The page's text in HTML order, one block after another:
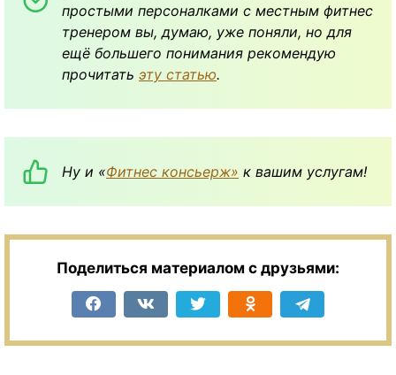
простыми персоналками с местным фитнес
тренером вы, думаю, уже поняли, но для
ещё большего понимания рекомендую
прочитать эту статью.
Ну и «Фитнес консьерж» к вашим услугам!
Поделиться материалом с друзьями: